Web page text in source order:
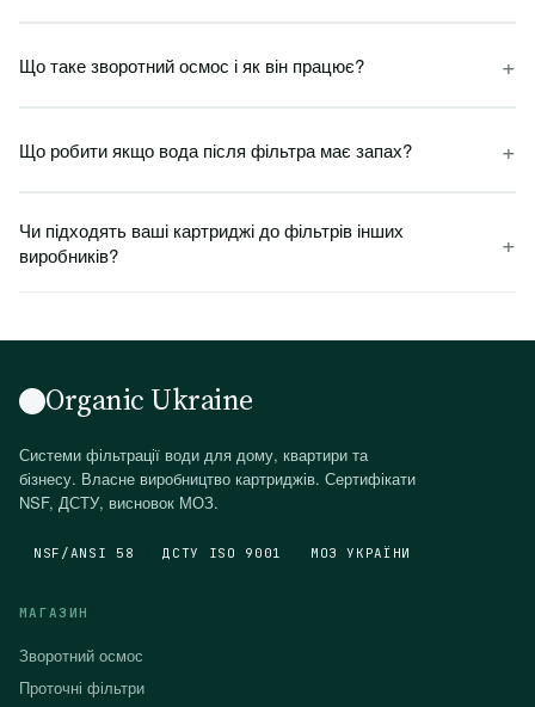
Що таке зворотний осмос і як він працює? +
Що робити якщо вода після фільтра має запах? +
Чи підходять ваші картриджі до фільтрів інших
виробників?
+
Organic Ukraine
Системи фільтрації води для дому, квартири та
бізнесу. Власне виробництво картриджів. Сертифікати
NSF, ДСТУ, висновок МОЗ.
NSF/ANSI 58 ДСТУ ISO 9001 МОЗ УКРАЇНИ
МАГАЗИН
Зворотний осмос
Проточні фільтри